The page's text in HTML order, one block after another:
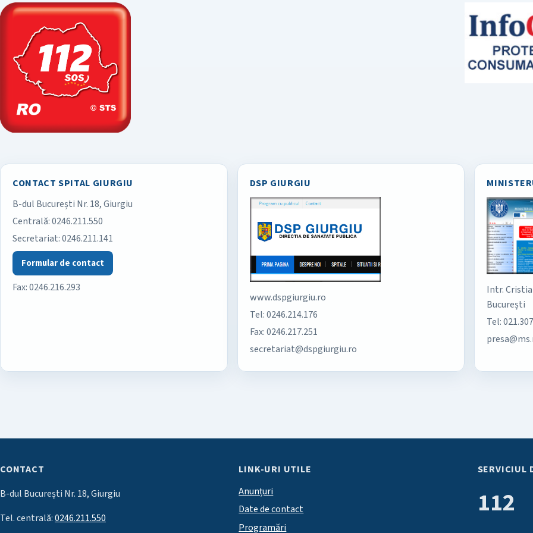
CONTACT SPITAL GIURGIU
Spitalul Județean de Urgență Giurgiu
B-dul București Nr. 18, Giurgiu
Centrală:0246.211.550
Secretariat:0246.211.141
Formular de contact
Fax: 0246.216.293
DSP GIURGIU
www.dspgiurgiu.ro
Tel: 0246.214.176
Fax: 0246.217.251
secretariat@dspgiurgiu.ro
Intr.
București
Tel:
CONTACT
B-dul București Nr. 18, Giurgiu
Tel. centrală:0246.211.550
LINK-URI UTILE
Anunțuri
Date de contact
Programări
SERVICIUL
112